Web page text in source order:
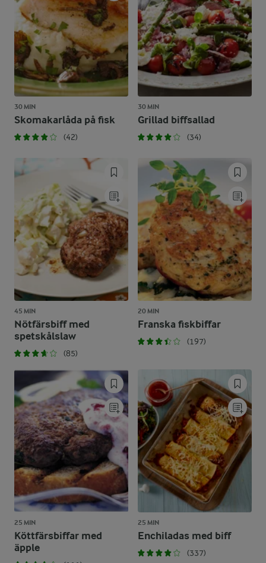
30 MIN
Skomakarlåda på fisk
(42)
30 MIN
Grillad biffsallad
(34)
45 MIN
Nötfärsbiff med
spetskålslaw
(85)
20 MIN
Franska fiskbiffar
(197)
25 MIN
Köttfärsbiffar med
äpple
25 MIN
Enchiladas med biff
(337)